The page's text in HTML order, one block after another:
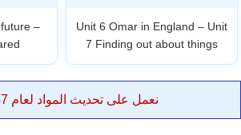
Unit 6 Omar in England – Unit
7 Finding out about things
–
نعمل على تحديث المواد لعام 1447 هـ